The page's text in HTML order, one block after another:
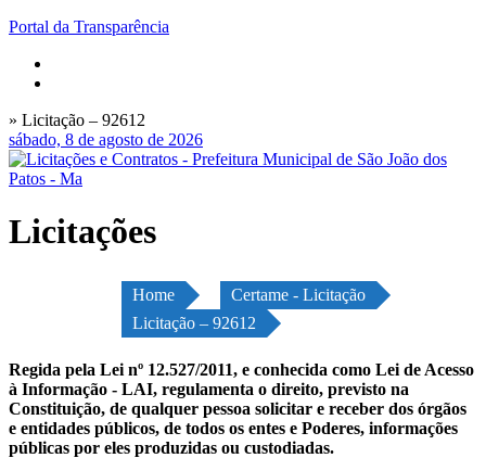
Portal da Transparência
» Licitação – 92612
sábado, 8 de agosto de 2026
Licitações
Home
Certame - Licitação
Licitação – 92612
Regida pela Lei nº 12.527/2011, e conhecida como Lei de Acesso
à Informação - LAI, regulamenta o direito, previsto na
Constituição, de qualquer pessoa solicitar e receber dos órgãos
e entidades públicos, de todos os entes e Poderes, informações
públicas por eles produzidas ou custodiadas.